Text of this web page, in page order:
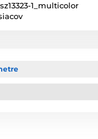
sz13323-1_multicolor